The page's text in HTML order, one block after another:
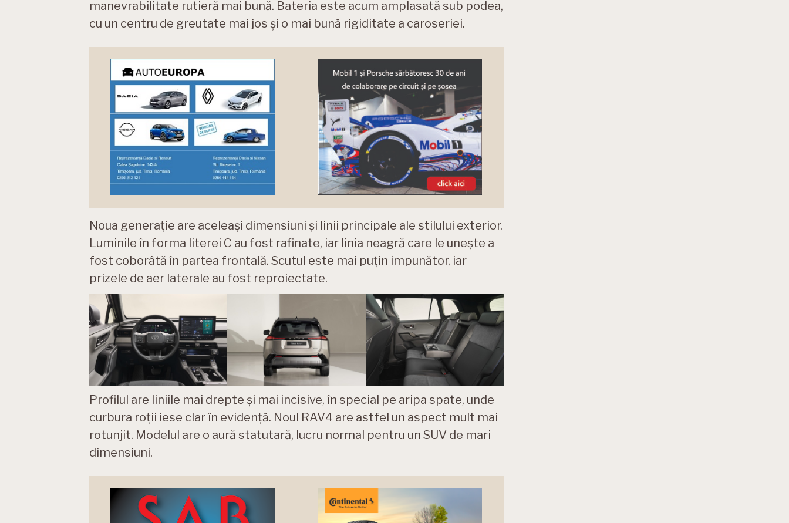
manevrabilitate rutieră mai bună. Bateria este acum amplasată sub podea,
cu un centru de greutate mai jos și o mai bună rigiditate a caroseriei.
Noua generație are aceleași dimensiuni și linii principale ale stilului exterior.
Luminile în forma literei C au fost rafinate, iar linia neagră care le unește a
fost coborâtă în partea frontală. Scutul este mai puțin impunător, iar
prizele de aer laterale au fost reproiectate.
Profilul are liniile mai drepte și mai incisive, în special pe aripa spate, unde
curbura roții iese clar în evidență. Noul RAV4 are astfel un aspect mult mai
rotunjit. Modelul are o aură statutară, lucru normal pentru un SUV de mari
dimensiuni.